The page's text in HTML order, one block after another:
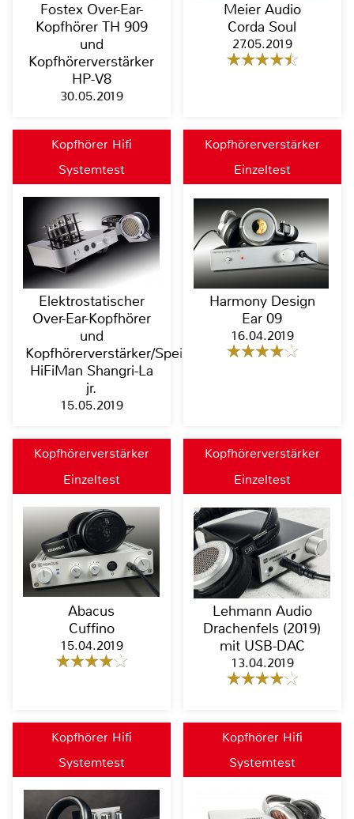
Fostex Over-Ear-
Kopfhörer TH 909
und
Kopfhörerverstärker
HP-V8
30.05.2019
Meier Audio
Corda Soul
27.05.2019
Kopfhörer Hifi
Systemtest
Elektrostatischer
Over-Ear-Kopfhörer
und
Kopfhörerverstärker/Speiseteil
HiFiMan Shangri-La
jr.
15.05.2019
Kopfhörerverstärker
Einzeltest
Harmony Design
Ear 09
16.04.2019
Kopfhörerverstärker
Einzeltest
Abacus
Cuffino
15.04.2019
Kopfhörerverstärker
Einzeltest
Lehmann Audio
Drachenfels (2019)
mit USB-DAC
13.04.2019
Kopfhörer Hifi
Systemtest
Kopfhörer Hifi
Systemtest